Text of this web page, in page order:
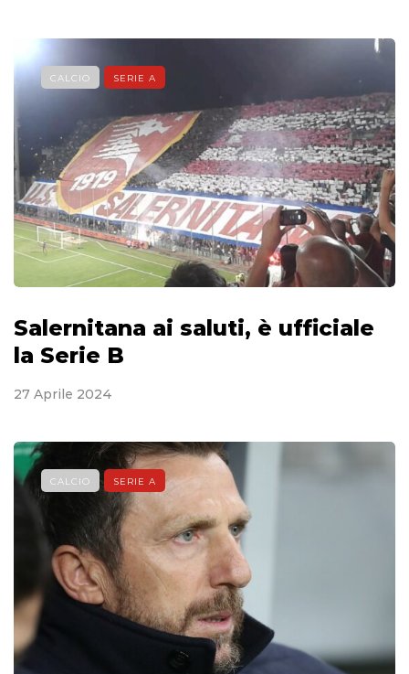
CALCIO SERIE A
Salernitana ai saluti, è ufficiale
la Serie B
27 Aprile 2024
CALCIO SERIE A